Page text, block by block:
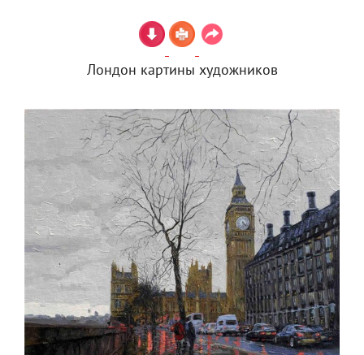
Лондон картины художников